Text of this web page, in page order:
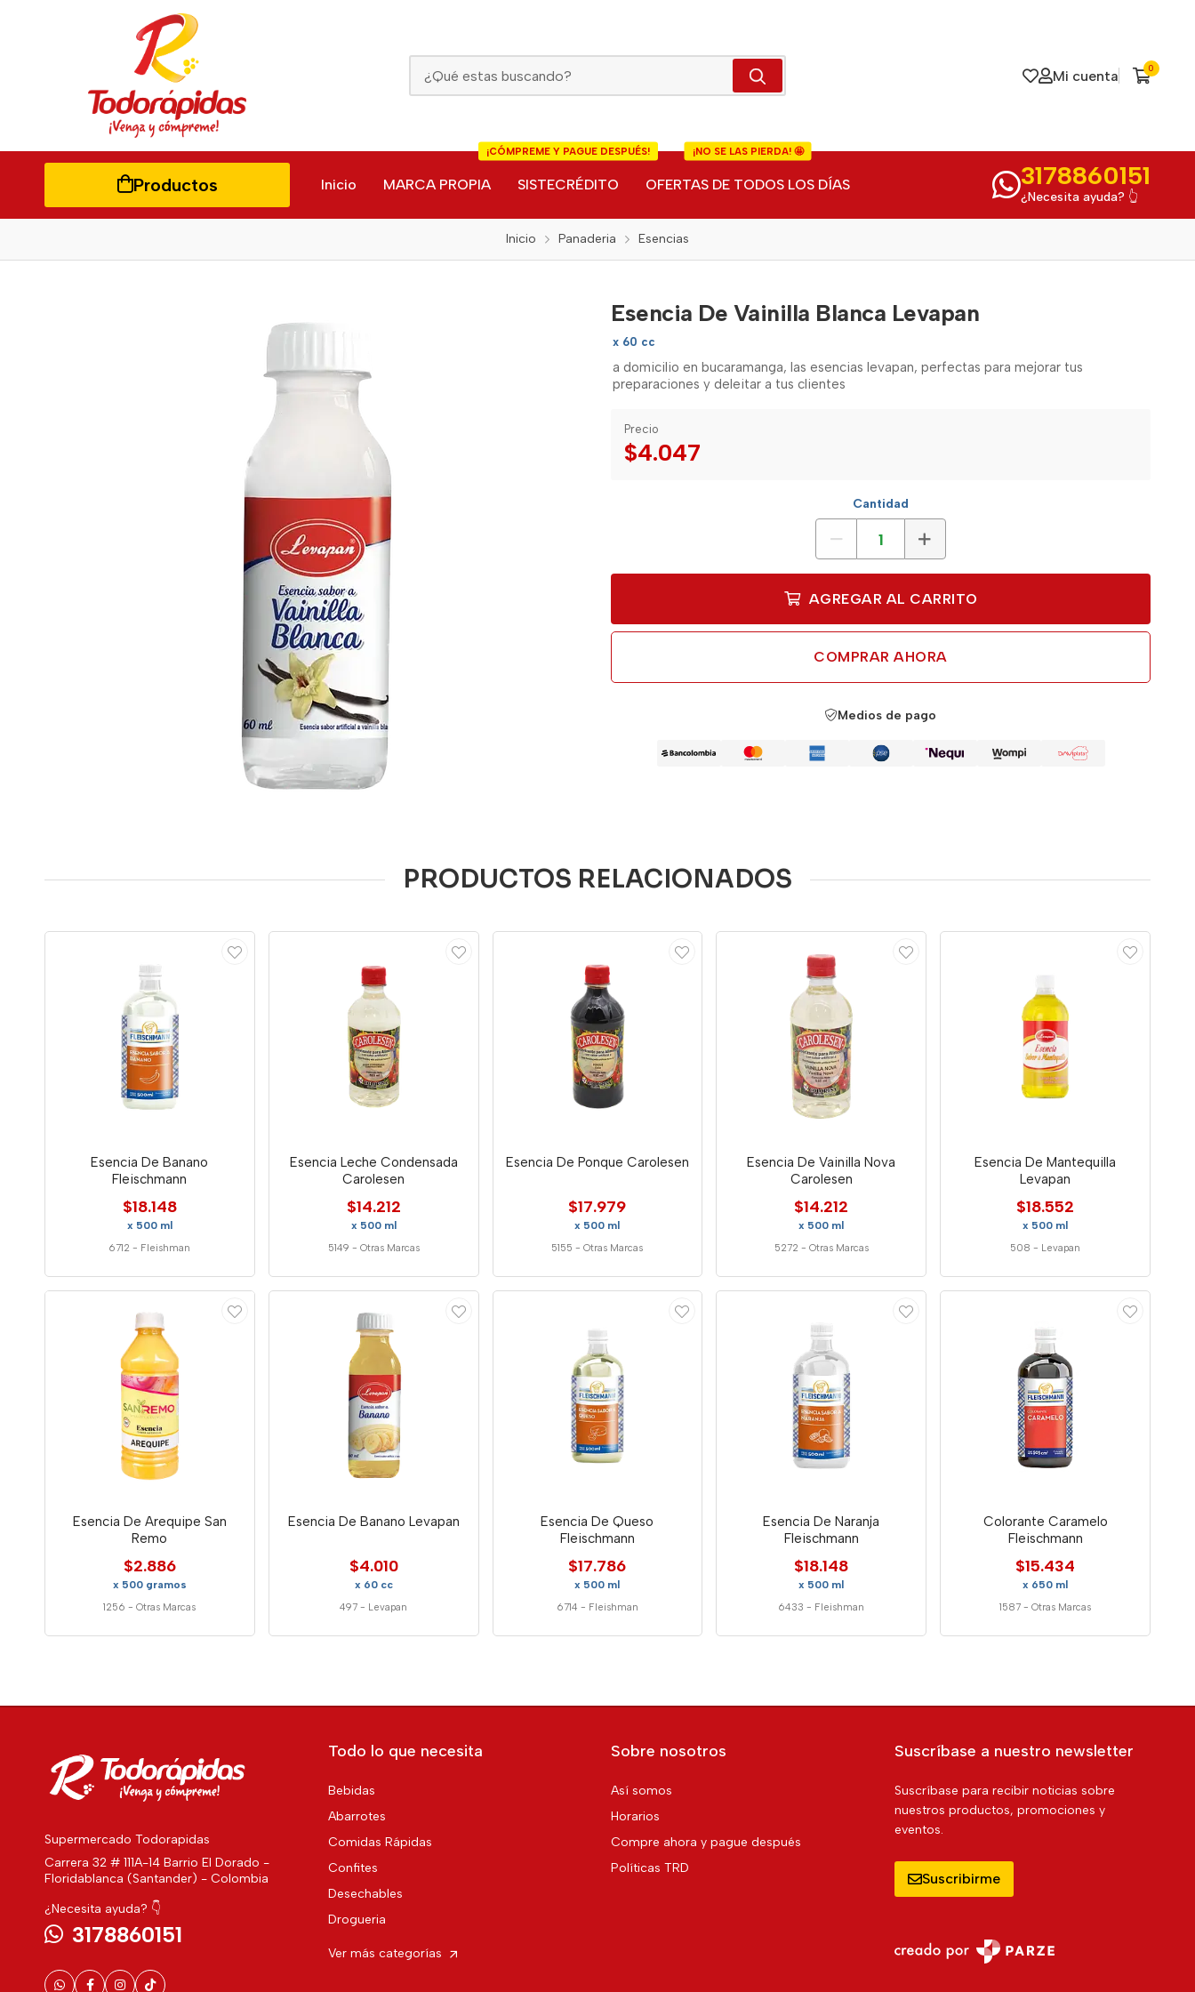
Mi cuenta 0
Productos Inicio MARCA PROPIA SISTECRÉDITO
¡CÓMPREME Y PAGUE DESPUÉS!
OFERTAS DE TODOS LOS DÍAS
¡NO SE LAS PIERDA! 🤩
3178860151
¿Necesita ayuda? 👆
Inicio Panaderia Esencias
Esencia De Vainilla Blanca Levapan
x 60 cc
a domicilio en bucaramanga, las esencias levapan, perfectas para mejorar tus
preparaciones y deleitar a tus clientes
Precio
$4.047
Cantidad
AGREGAR AL CARRITO
COMPRAR AHORA
Medios de pago
PRODUCTOS RELACIONADOS
Esencia De Banano
Fleischmann
$18.148
x 500 ml
6712 - Fleishman
Esencia Leche Condensada
Carolesen
$14.212
x 500 ml
5149 - Otras Marcas
Esencia De Ponque Carolesen
$17.979
x 500 ml
5155 -Otras Marcas
Esencia De Vainilla Nova
Carolesen
$14.212
x 500 ml
5272 - Otras Marcas
Esencia De Mantequilla
Levapan
$18.552
x 500 ml
508 - Levapan
Esencia De Arequipe San
Remo
$2.886
x 500 gramos
1256 -Otras Marcas
Esencia De Banano Levapan
$4.010
x 60 cc
497 - Levapan
Esencia De Queso
Fleischmann
$17.786
x 500 ml
6714 - Fleishman
Esencia De Naranja
Fleischmann
$18.148
x 500 ml
6433 - Fleishman
Colorante Caramelo
Fleischmann
$15.434
x 650 ml
1587 -Otras Marcas
Supermercado Todorapidas
Carrera 32 # 111A-14 Barrio El Dorado -
Floridablanca (Santander) - Colombia
¿Necesita ayuda? 👇
3178860151
Todo lo que necesita
Bebidas
Abarrotes
Comidas Rápidas
Confites
Desechables
Drogueria
Ver más categorías
Sobre nosotros
Así somos
Horarios
Compre ahora y pague después
Políticas TRD
Suscríbase a nuestro newsletter
Suscríbase para recibir noticias sobre
nuestros productos, promociones y
eventos.
Suscribirme